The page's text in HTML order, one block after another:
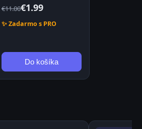
€11.00€1.99
✨ Zadarmo s PRO
Do košíka